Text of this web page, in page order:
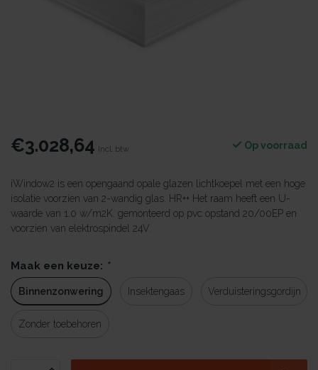
€3.028,64 Incl. btw Op voorraad
iWindow2 is een opengaand opale glazen lichtkoepel met een hoge
isolatie voorzien van 2-wandig glas. HR++ Het raam heeft een U-
waarde van 1.0 w/m2K. gemonteerd op pvc opstand 20/00EP en
voorzien van elektrospindel 24V.
Maak een keuze: *
Binnenzonwering Insektengaas Verduisteringsgordijn
Zonder toebehoren